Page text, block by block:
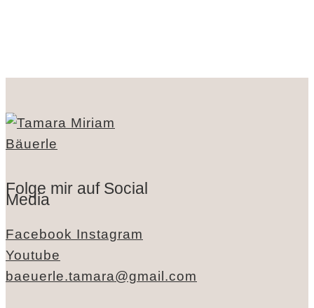
Folge mir auf Social
Media
Facebook Instagram
Youtube
baeuerle.tamara@gmail.com